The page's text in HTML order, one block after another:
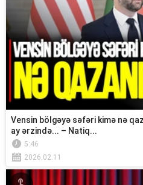
Vensin bölgəyə səfəri kimə nə
ay ərzində... – Natiq...
5:46
2026.02.11